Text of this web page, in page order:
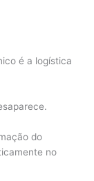
é a logística
do
no